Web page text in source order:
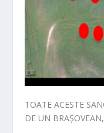
TOATE ACESTE
DE UN